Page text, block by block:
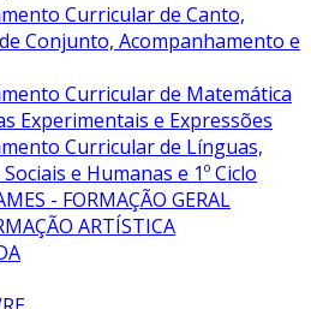
Curricular de Canto,
Conjunto, Acompanhamento e
Curricular de Matemática
Experimentais e Expressões
Curricular de Línguas,
e Humanas e 1º Ciclo
- FORMAÇÃO GERAL
ARTÍSTICA